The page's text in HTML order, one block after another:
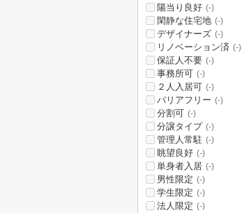
陽当り良好 (-)
閑静な住宅地 (-)
デザイナーズ (-)
リノベーション済 (-)
保証人不要 (-)
事務所可 (-)
２人入居可 (-)
バリアフリー (-)
分割可 (-)
分譲タイプ (-)
管理人常駐 (-)
眺望良好 (-)
単身者入居 (-)
男性限定 (-)
学生限定 (-)
法人限定 (-)